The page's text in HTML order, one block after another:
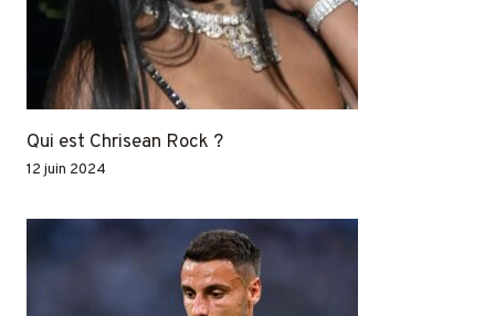
Qui est Chrisean Rock ?
12 juin 2024